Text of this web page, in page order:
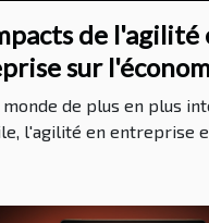
de l'agilité
sur
monde de plus en plus
l'agilité en entreprise